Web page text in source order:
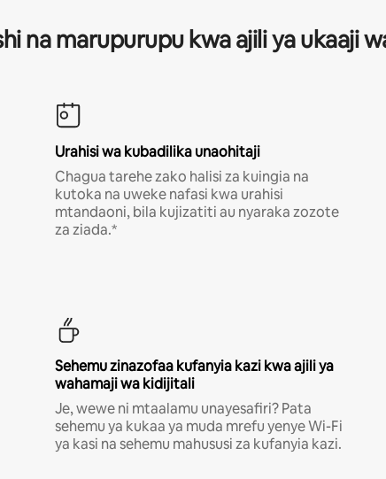
na marupurupu kwa ajili ya ukaaji
Urahisi wa kubadilika unaohitaji
Chagua tarehe zako halisi za kuingia na
kutoka na uweke nafasi kwa urahisi
mtandaoni, bila kujizatiti au nyaraka zozote
za ziada.*
Sehemu zinazofaa kufanyia kazi kwa ajili ya
wahamaji wa kidijitali
Je, wewe ni mtaalamu unayesafiri? Pata
sehemu ya kukaa ya muda mrefu yenye Wi-Fi
ya kasi na sehemu mahususi za kufanyia kazi.